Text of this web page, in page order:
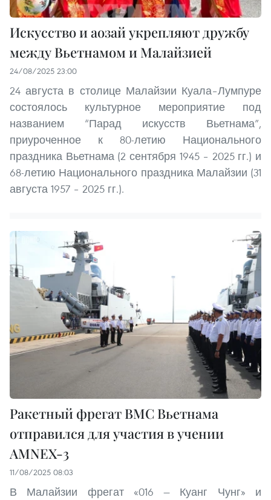
Искусство и аозай укрепляют дружбу
между Вьетнамом и Малайзией
24/08/2025 23:00
24 августа в столице Малайзии Куала–Лумпуре
состоялось культурное мероприятие под
названием “Парад искусств Вьетнама”,
приуроченное к 80-летию Национального
праздника Вьетнама (2 сентября 1945 – 2025 гг.) и
68-летию Национального праздника Малайзии (31
августа 1957 – 2025 гг.).
Ракетный фрегат ВМС Вьетнама
отправился для участия в учении
AMNEX-3
11/08/2025 08:03
В Малайзии фрегат «016 — Куанг Чунг» и